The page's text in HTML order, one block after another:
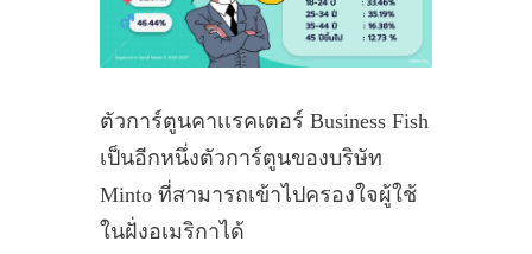
ตัวการ์ตูนคาเเรคเตอร์ Business Fish
เป็นอีกหนึ่งตัวการ์ตูนของบริษัท
Minto ที่สามารถเข้าไปครองใจผู้ใช้
ในฝั่งอเมริกาได้